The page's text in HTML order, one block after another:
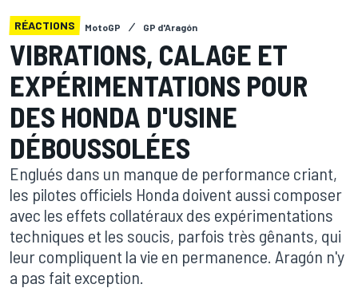
RÉACTIONS MotoGP GP d'Aragón
VIBRATIONS, CALAGE ET
EXPÉRIMENTATIONS POUR
DES HONDA D'USINE
DÉBOUSSOLÉES
Englués dans un manque de performance criant,
les pilotes officiels Honda doivent aussi composer
avec les effets collatéraux des expérimentations
techniques et les soucis, parfois très gênants, qui
leur compliquent la vie en permanence. Aragón n'y
a pas fait exception.